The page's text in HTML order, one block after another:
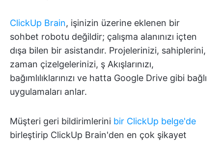
ClickUp Brain, işinizin üzerine eklenen bir
sohbet robotu değildir; çalışma alanınızı içten
dışa bilen bir asistandır. Projelerinizi, sahiplerini,
zaman çizelgelerinizi, ş Akışlarınızı,
bağımlılıklarınızı ve hatta Google Drive gibi bağlı
uygulamaları anlar.
Müşteri geri bildirimlerini bir ClickUp belge'de
birleştirip ClickUp Brain'den en çok şikayet